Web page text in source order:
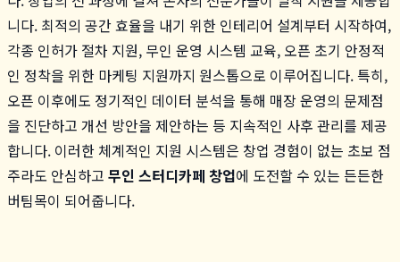
니다. 최적의 공간 효율을 내기 위한 인테리어 설계부터 시작하여,
각종 인허가 절차 지원, 무인 운영 시스템 교육, 오픈 초기 안정적
인 정착을 위한 마케팅 지원까지 원스톱으로 이루어집니다. 특히,
오픈 이후에도 정기적인 데이터 분석을 통해 매장 운영의 문제점
을 진단하고 개선 방안을 제안하는 등 지속적인 사후 관리를 제공
합니다. 이러한 체계적인 지원 시스템은 창업 경험이 없는 초보 점
주라도 안심하고 무인 스터디카페 창업에 도전할 수 있는 든든한
버팀목이 되어줍니다.